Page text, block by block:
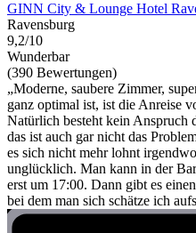
GINN City & Lounge Hotel
Ravensburg
9,2/10
Wunderbar
(390 Bewertungen)
„Moderne, saubere Zimmer,
ganz optimal ist, ist die Anreise
Natürlich besteht kein Anspruch
das ist auch gar nicht das
es sich nicht mehr lohnt
unglücklich. Man kann in der
erst um 17:00. Dann gibt es
bei dem man sich schätze ich